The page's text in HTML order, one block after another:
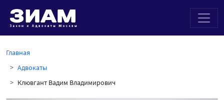
Главная
Адвокаты
Клювгант Вадим Владимирович